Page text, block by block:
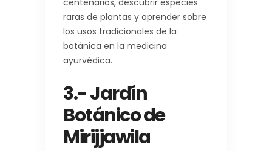
centenarios, descubrir especies
raras de plantas y aprender sobre
los usos tradicionales de la
botánica en la medicina
ayurvédica.
3.- Jardín
Botánico de
Mirijjawila